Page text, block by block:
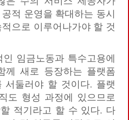
적 운영을 확대하는 동시
으로 이루어나가야 할 것
임금노동과 특수고용에
께 새로 등장하는 플랫폼
서둘러야 할 것이다. 플랫
도 형성 과정에 있으므로
적기라고 할 수 있다. 다